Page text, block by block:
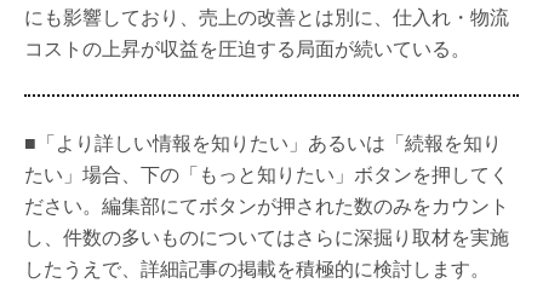
にも影響しており、売上の改善とは別に、仕入れ・物流
コストの上昇が収益を圧迫する局面が続いている。
■「より詳しい情報を知りたい」あるいは「続報を知り
たい」場合、下の「もっと知りたい」ボタンを押してく
ださい。編集部にてボタンが押された数のみをカウント
し、件数の多いものについてはさらに深掘り取材を実施
したうえで、詳細記事の掲載を積極的に検討します。